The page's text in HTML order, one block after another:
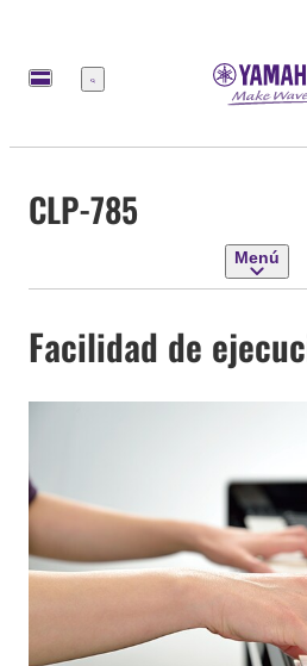
Menú
CLP-785
Menú
Facilidad de